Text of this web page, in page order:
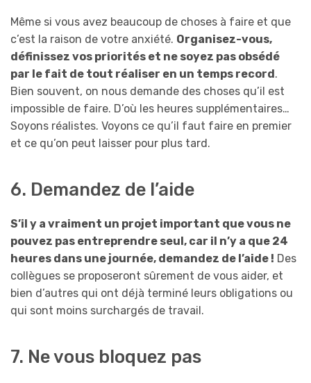
Même si vous avez beaucoup de choses à faire et que
c’est la raison de votre anxiété. Organisez-vous,
définissez vos priorités et ne soyez pas obsédé
par le fait de tout réaliser en un temps record.
Bien souvent, on nous demande des choses qu’il est
impossible de faire. D’où les heures supplémentaires…
Soyons réalistes. Voyons ce qu’il faut faire en premier
et ce qu’on peut laisser pour plus tard.
6. Demandez de l’aide
S’il y a vraiment un projet important que vous ne
pouvez pas entreprendre seul, car il n’y a que 24
heures dans une journée, demandez de l’aide ! Des
collègues se proposeront sûrement de vous aider, et
bien d’autres qui ont déjà terminé leurs obligations ou
qui sont moins surchargés de travail.
7. Ne vous bloquez pas